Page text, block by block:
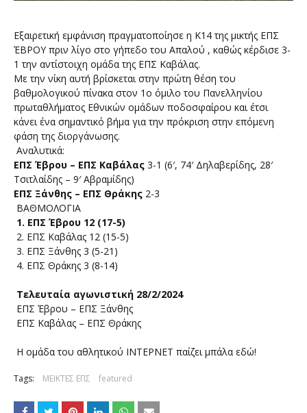
Εξαιρετική εμφάνιση πραγματοποίησε η Κ14 της μικτής ΕΠΣ
ΈΒΡΟΥ πριν λίγο στο γήπεδο του Απαλού , καθώς κέρδισε 3-
1 την αντίστοιχη ομάδα της ΕΠΣ Καβάλας.
Με την νίκη αυτή βρίσκεται στην πρώτη θέση του
βαθμολογικού πίνακα στον 1ο όμιλο του Πανελληνίου
πρωταθλήματος Εθνικών ομάδων ποδοσφαίρου και έτσι
κάνει ένα σημαντικό βήμα για την πρόκριση στην επόμενη
φάση της διοργάνωσης.
Αναλυτικά:
ΕΠΣ Έβρου – ΕΠΣ Καβάλας 3-1 (6′, 74′ Δηλαβερίδης, 28′
Τσιτλαίδης – 9′ Αβραμίδης)
ΕΠΣ Ξάνθης – ΕΠΣ Θράκης 2-3
ΒΑΘΜΟΛΟΓΙΑ
1. ΕΠΣ Έβρου 12 (17-5)
2. ΕΠΣ Καβάλας 12 (15-5)
3. ΕΠΣ Ξάνθης 3 (5-21)
4. ΕΠΣ Θράκης 3 (8-14)
Τελευταία αγωνιστική 28/2/2024
ΕΠΣ Έβρου – ΕΠΣ Ξάνθης
ΕΠΣ Καβάλας – ΕΠΣ Θράκης
Η ομάδα του αθλητικού ΙΝΤΕΡΝΕΤ παίζει μπάλα εδώ!
Tags: ΜΕΙΚΤΕΣ ΕΠΣ featured